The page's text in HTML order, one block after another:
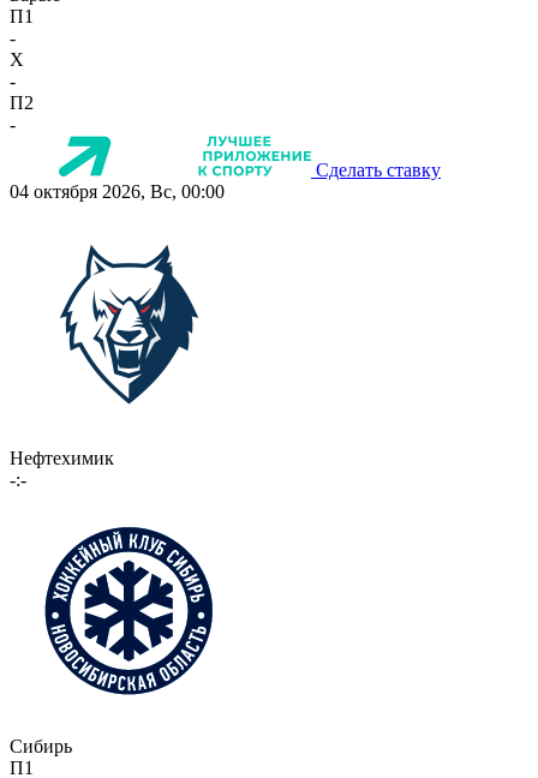
П1
-
X
-
П2
-
Сделать ставку
04 октября 2026, Вс, 00:00
Нефтехимик
-:-
Сибирь
П1